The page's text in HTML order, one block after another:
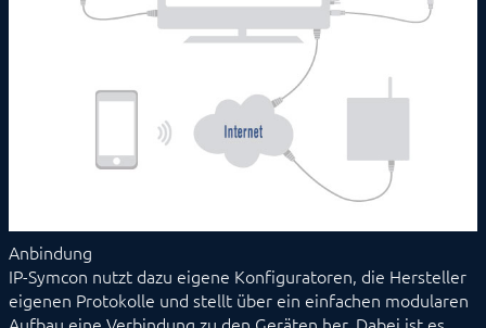
Anbindung
IP-Symcon nutzt dazu eigene Konfiguratoren, die Hersteller
eigenen Protokolle und stellt über ein einfachen modularen